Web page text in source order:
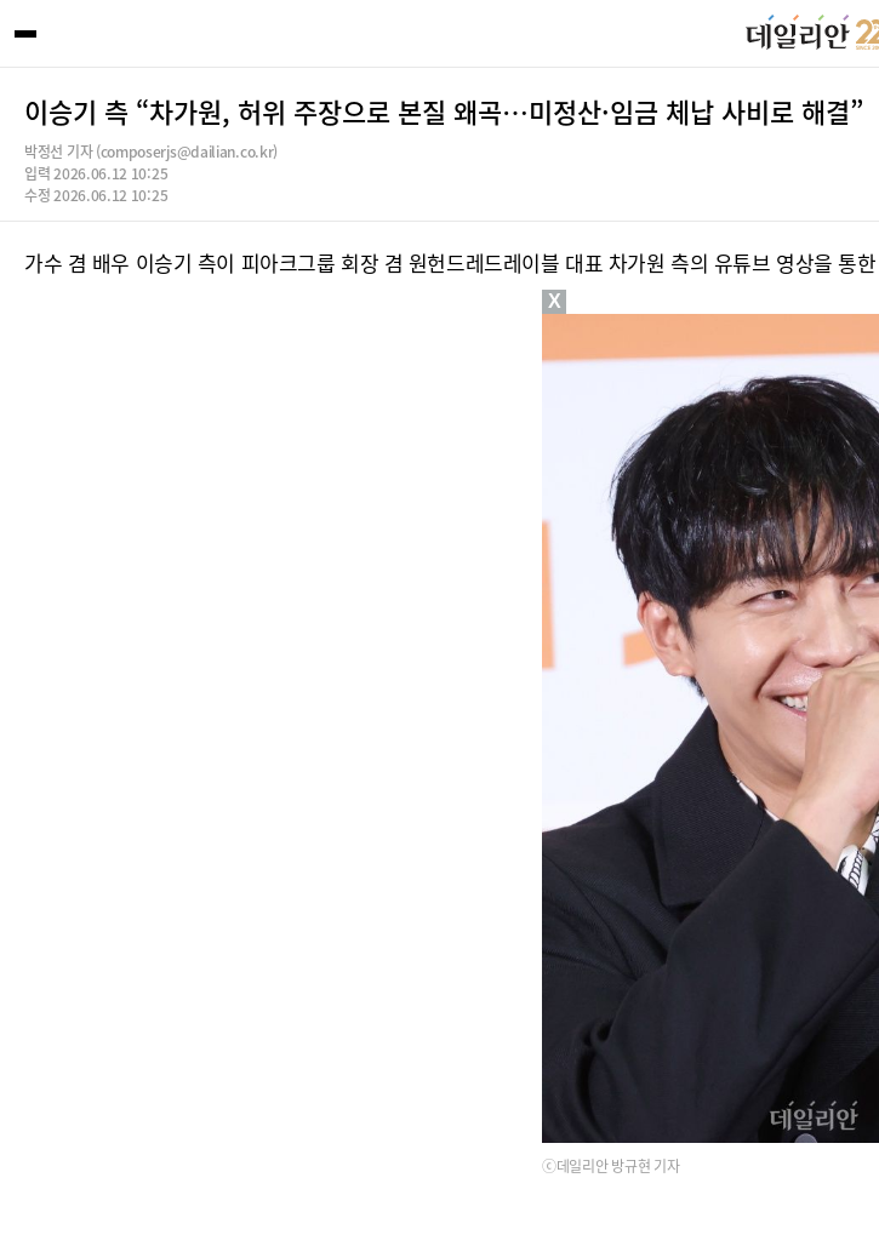
이승기 측 “차가원, 허위 주장으로 본질 왜곡…미정산·임금 체납 사비로 해결”
박정선 기자 (composerjs@dailian.co.kr)
입력 2026.06.12 10:25
수정 2026.06.12 10:25
가수 겸 배우 이승기 측이 피아크그룹 회장 겸 원헌드레드레이블 대표 차가원 측의 유튜브 영상을 통
ⓒ데일리안 방규현 기자
X